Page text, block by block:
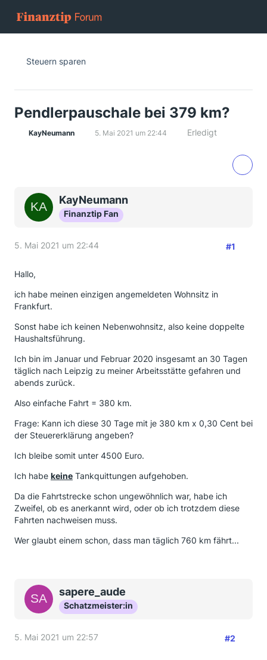
Steuern sparen
Pendlerpauschale bei 379 km?
KayNeumann 5. Mai 2021 um 22:44 Erledigt
KayNeumann
Finanztip Fan
5. Mai 2021 um 22:44 #1
Hallo,
ich habe meinen einzigen angemeldeten Wohnsitz in
Frankfurt.
Sonst habe ich keinen Nebenwohnsitz, also keine doppelte
Haushaltsführung.
Ich bin im Januar und Februar 2020 insgesamt an 30 Tagen
täglich nach Leipzig zu meiner Arbeitsstätte gefahren und
abends zurück.
Also einfache Fahrt = 380 km.
Frage: Kann ich diese 30 Tage mit je 380 km x 0,30 Cent bei
der Steuererklärung angeben?
Ich bleibe somit unter 4500 Euro.
Ich habe keine Tankquittungen aufgehoben.
Da die Fahrtstrecke schon ungewöhnlich war, habe ich
Zweifel, ob es anerkannt wird, oder ob ich trotzdem diese
Fahrten nachweisen muss.
Wer glaubt einem schon, dass man täglich 760 km fährt...
sapere_aude
Schatzmeister:in
5. Mai 2021 um 22:57 #2